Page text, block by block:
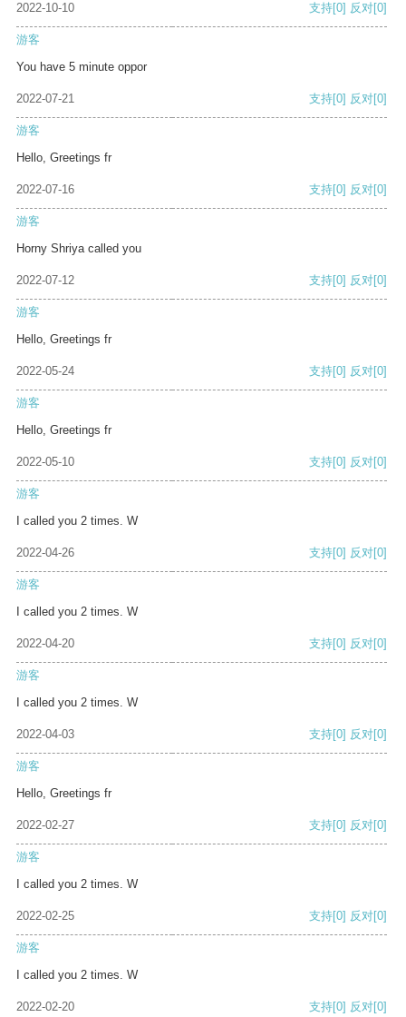
2022-10-10 支持[0] 反对[0]
游客
You have 5 minute oppor
2022-07-21 支持[0] 反对[0]
游客
Hello, Greetings fr
2022-07-16 支持[0] 反对[0]
游客
Horny Shriya called you
2022-07-12 支持[0] 反对[0]
游客
Hello, Greetings fr
2022-05-24 支持[0] 反对[0]
游客
Hello, Greetings fr
2022-05-10 支持[0] 反对[0]
游客
I called you 2 times. W
2022-04-26 支持[0] 反对[0]
游客
I called you 2 times. W
2022-04-20 支持[0] 反对[0]
游客
I called you 2 times. W
2022-04-03 支持[0] 反对[0]
游客
Hello, Greetings fr
2022-02-27 支持[0] 反对[0]
游客
I called you 2 times. W
2022-02-25 支持[0] 反对[0]
游客
I called you 2 times. W
2022-02-20 支持[0] 反对[0]